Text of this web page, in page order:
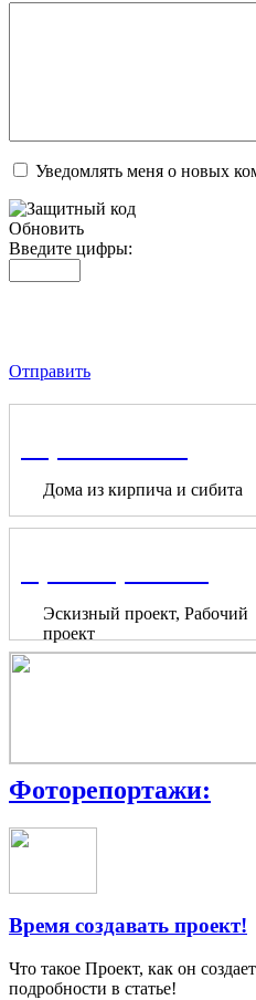
Уведомлять меня о новых
Обновить
Введите цифры:
Отправить
Дома из кирпича и сибита
Эскизный проект, Рабочий
проект
Фоторепортажи:
Время создавать проект!
Что такое Проект, как он
подробности в статье!